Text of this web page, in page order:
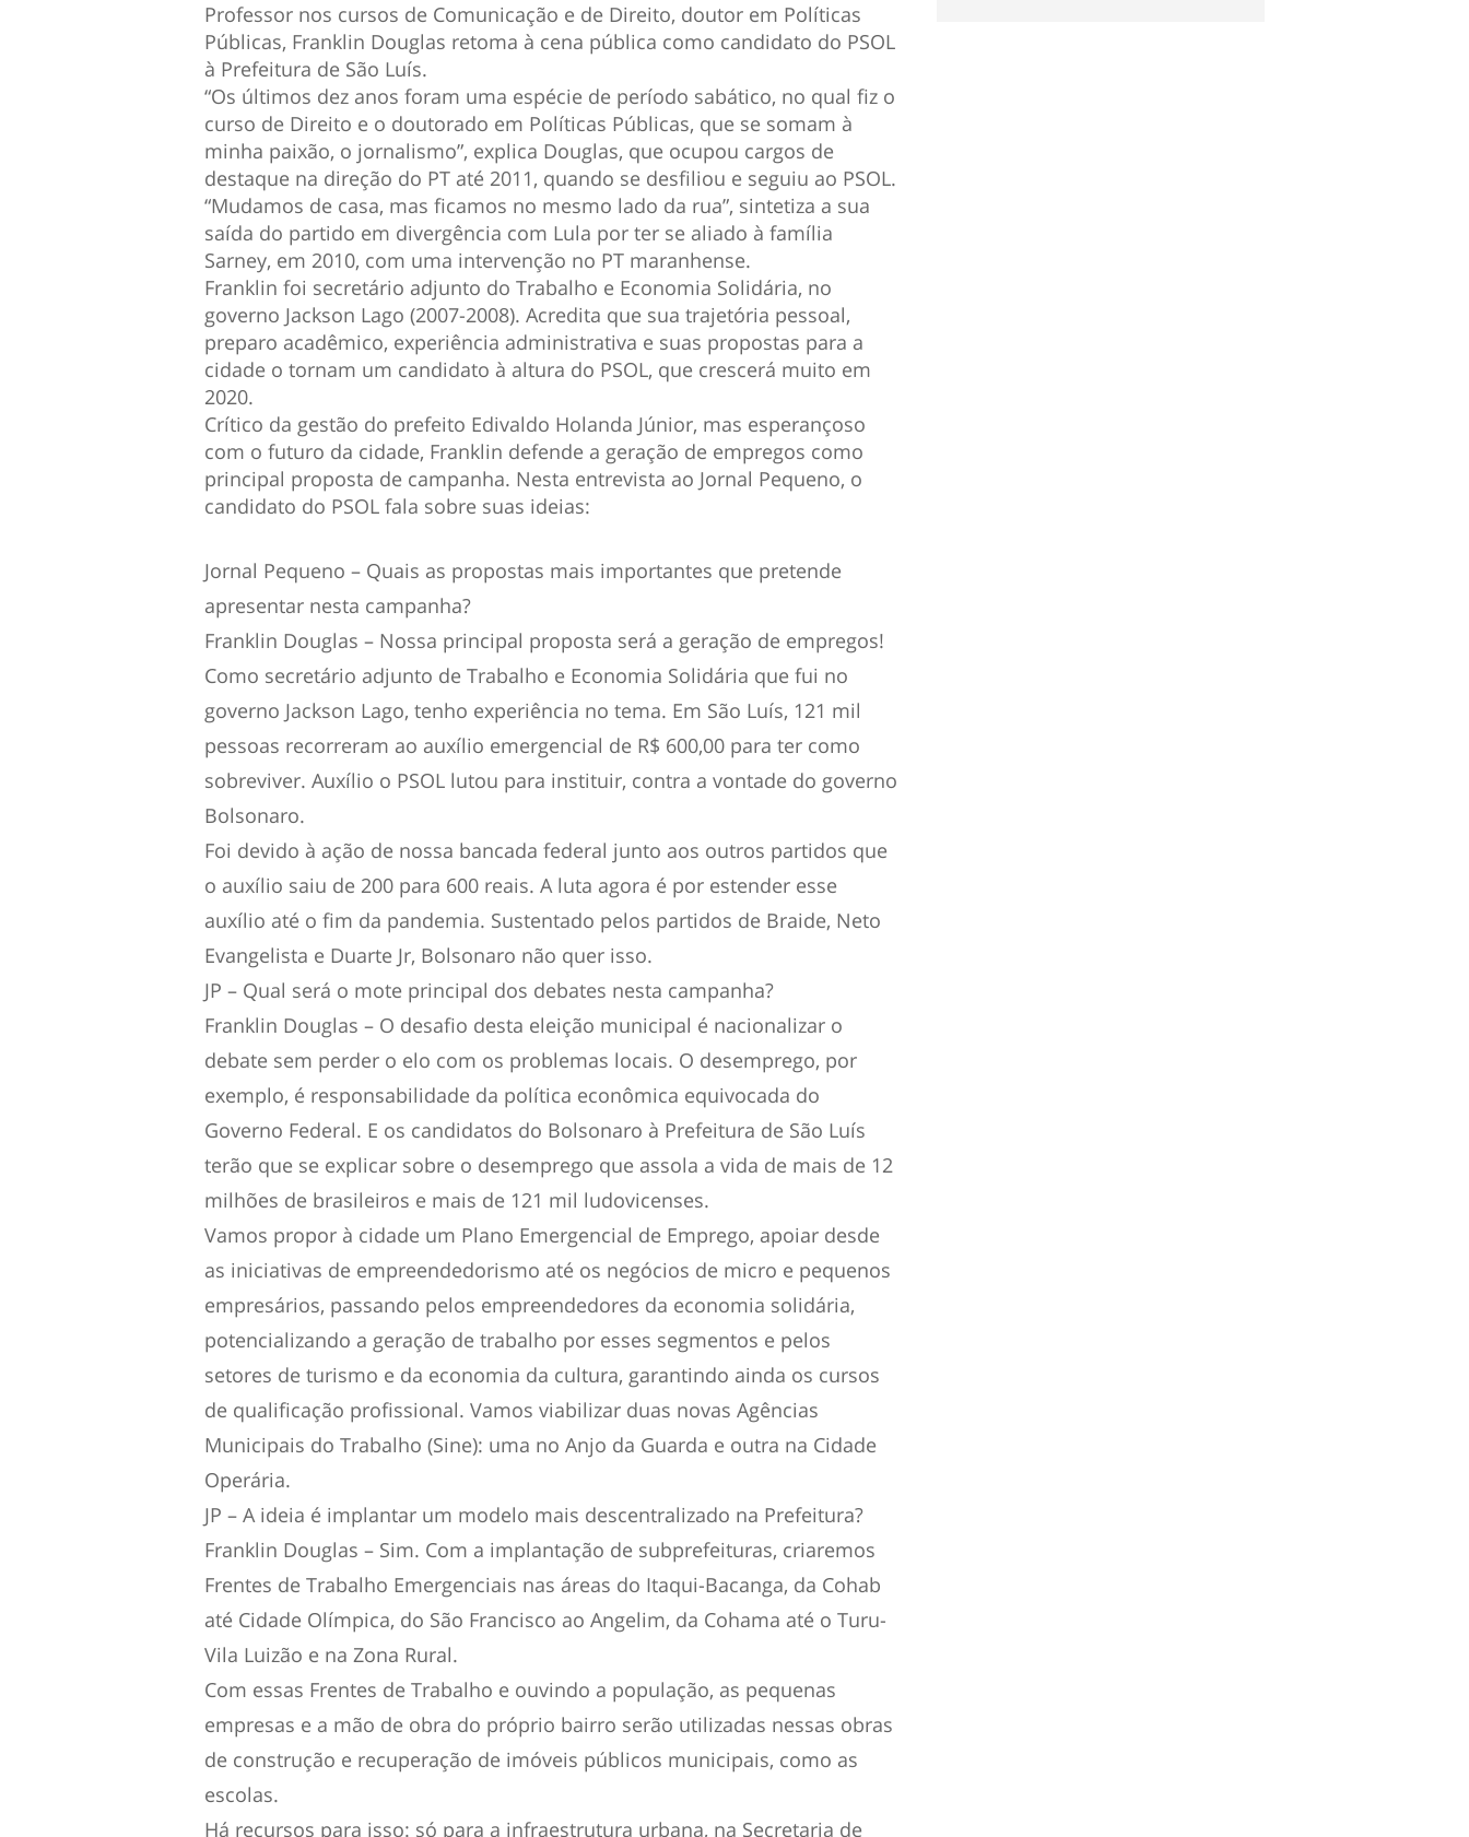
Professor nos cursos de Comunicação e de Direito, doutor em Políticas
Públicas, Franklin Douglas retoma à cena pública como candidato do PSOL
à Prefeitura de São Luís.
“Os últimos dez anos foram uma espécie de período sabático, no qual fiz o
curso de Direito e o doutorado em Políticas Públicas, que se somam à
minha paixão, o jornalismo”, explica Douglas, que ocupou cargos de
destaque na direção do PT até 2011, quando se desfiliou e seguiu ao PSOL.
“Mudamos de casa, mas ficamos no mesmo lado da rua”, sintetiza a sua
saída do partido em divergência com Lula por ter se aliado à família
Sarney, em 2010, com uma intervenção no PT maranhense.
Franklin foi secretário adjunto do Trabalho e Economia Solidária, no
governo Jackson Lago (2007-2008). Acredita que sua trajetória pessoal,
preparo acadêmico, experiência administrativa e suas propostas para a
cidade o tornam um candidato à altura do PSOL, que crescerá muito em
2020.
Crítico da gestão do prefeito Edivaldo Holanda Júnior, mas esperançoso
com o futuro da cidade, Franklin defende a geração de empregos como
principal proposta de campanha. Nesta entrevista ao Jornal Pequeno, o
candidato do PSOL fala sobre suas ideias:
Jornal Pequeno – Quais as propostas mais importantes que pretende
apresentar nesta campanha?
Franklin Douglas – Nossa principal proposta será a geração de empregos!
Como secretário adjunto de Trabalho e Economia Solidária que fui no
governo Jackson Lago, tenho experiência no tema. Em São Luís, 121 mil
pessoas recorreram ao auxílio emergencial de R$ 600,00 para ter como
sobreviver. Auxílio o PSOL lutou para instituir, contra a vontade do governo
Bolsonaro.
Foi devido à ação de nossa bancada federal junto aos outros partidos que
o auxílio saiu de 200 para 600 reais. A luta agora é por estender esse
auxílio até o fim da pandemia. Sustentado pelos partidos de Braide, Neto
Evangelista e Duarte Jr, Bolsonaro não quer isso.
JP – Qual será o mote principal dos debates nesta campanha?
Franklin Douglas – O desafio desta eleição municipal é nacionalizar o
debate sem perder o elo com os problemas locais. O desemprego, por
exemplo, é responsabilidade da política econômica equivocada do
Governo Federal. E os candidatos do Bolsonaro à Prefeitura de São Luís
terão que se explicar sobre o desemprego que assola a vida de mais de 12
milhões de brasileiros e mais de 121 mil ludovicenses.
Vamos propor à cidade um Plano Emergencial de Emprego, apoiar desde
as iniciativas de empreendedorismo até os negócios de micro e pequenos
empresários, passando pelos empreendedores da economia solidária,
potencializando a geração de trabalho por esses segmentos e pelos
setores de turismo e da economia da cultura, garantindo ainda os cursos
de qualificação profissional. Vamos viabilizar duas novas Agências
Municipais do Trabalho (Sine): uma no Anjo da Guarda e outra na Cidade
Operária.
JP – A ideia é implantar um modelo mais descentralizado na Prefeitura?
Franklin Douglas – Sim. Com a implantação de subprefeituras, criaremos
Frentes de Trabalho Emergenciais nas áreas do Itaqui-Bacanga, da Cohab
até Cidade Olímpica, do São Francisco ao Angelim, da Cohama até o Turu-
Vila Luizão e na Zona Rural.
Com essas Frentes de Trabalho e ouvindo a população, as pequenas
empresas e a mão de obra do próprio bairro serão utilizadas nessas obras
de construção e recuperação de imóveis públicos municipais, como as
escolas.
Há recursos para isso: só para a infraestrutura urbana, na Secretaria de